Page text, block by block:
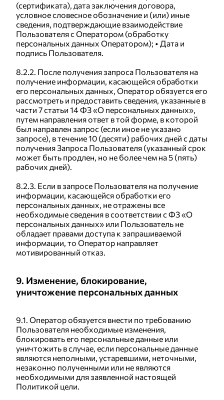
(сертификата), дата заключения договора,
условное словесное обозначение и (или) иные
сведения, подтверждающие взаимодействие
Пользователя с Оператором (обработку
персональных данных Оператором); • Дата и
подпись Пользователя.
8.2.2. После получения запроса Пользователя на
получение информации, касающейся обработки
его персональных данных, Оператор обязуется его
рассмотреть и предоставить сведения, указанные в
части 7 статьи 14 ФЗ «О персональных данных»,
путем направления ответ в той форме, в которой
был направлен запрос (если иное не указано
запросе), в течение 10 (десяти) рабочих дней с даты
получения Запроса Пользователя (указанный срок
может быть продлен, но не более чем на 5 (пять)
рабочих дней).
8.2.3. Если в запросе Пользователя на получение
информации, касающейся обработки его
персональных данных, не отражены все
необходимые сведения в соответствии с ФЗ «О
персональных данных» или Пользователь не
обладает правами доступа к запрашиваемой
информации, то Оператор направляет
мотивированный отказ.
9. Изменение, блокирование,
уничтожение персональных данных
9.1. Оператор обязуется внести по требованию
Пользователя необходимые изменения,
блокировать его персональные данные или
уничтожить в случае, если персональные данные
являются неполными, устаревшими, неточными,
незаконно полученными или не являются
необходимыми для заявленной настоящей
Политикой цели.